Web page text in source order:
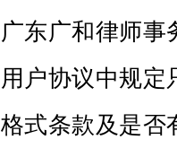
广东广和律师事
用户协议中规定
格式条款及是否